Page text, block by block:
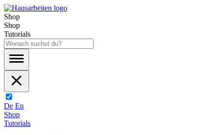
Shop
Shop
Tutorials
De En
Shop
Tutorials